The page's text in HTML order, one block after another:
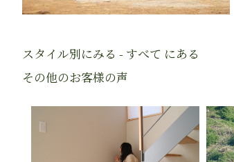
スタイル別にみる - すべて にある
その他のお客様の声